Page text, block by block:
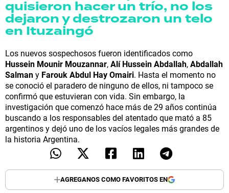
quisieron hacer un trío, no los
dejaron y destrozaron un telo
en Ituzaingó
Los nuevos sospechosos fueron identificados como
Hussein Mounir Mouzannar,Alí Hussein Abdallah,Abdallah
Salmany Farouk Abdul Hay Omairi. Hasta el momento no
se conoció el paradero de ninguno de ellos, ni tampoco se
confirmó que estuvieran con vida. Sin embargo, la
investigación que comenzó hace más de 29 años continúa
buscando a los responsables del atentado que mató a 85
argentinos y dejó uno de los vacíos legales más grandes de
la historia Argentina.
AGREGANOS COMO FAVORITOS EN